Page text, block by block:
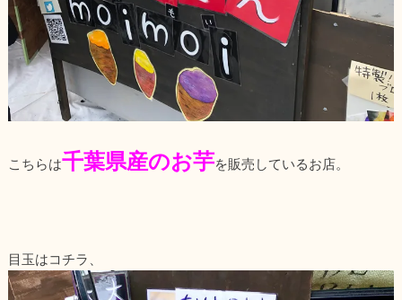
こちらは千葉県産のお芋を販売しているお店。
目玉はコチラ、